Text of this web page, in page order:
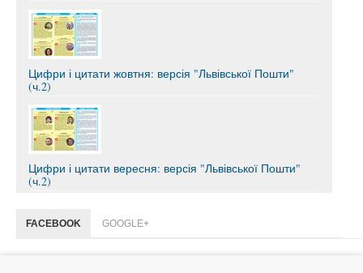
Цифри і цитати жовтня: версія "Львівської Пошти"
(ч.2)
Цифри і цитати вересня: версія "Львівської Пошти"
(ч.2)
FACEBOOK GOOGLE+